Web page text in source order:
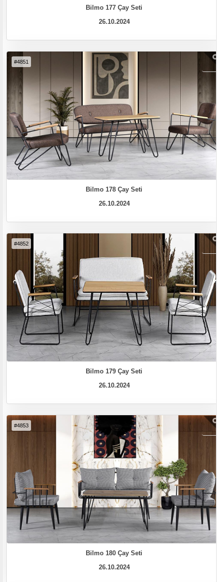
Bilmo 177 Çay Seti
26.10.2024
#4851
Bilmo 178 Çay Seti
26.10.2024
#4852
Bilmo 179 Çay Seti
26.10.2024
#4853
Bilmo 180 Çay Seti
26.10.2024